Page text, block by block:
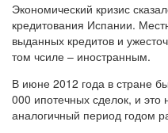
Экономический кризис
кредитования Испании.
выданных кредитов и
том чсиле – иностранным.
В июне 2012 года в стране
000 ипотечных сделок, и
аналогичный период годом